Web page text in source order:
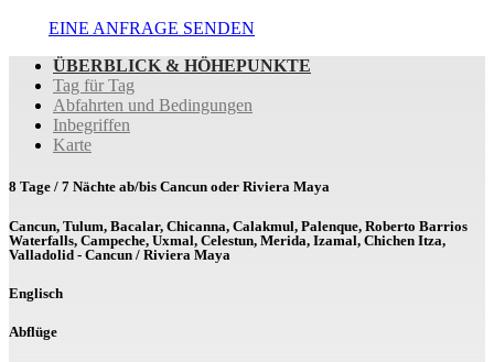
EINE ANFRAGE SENDEN
ÜBERBLICK & HÖHEPUNKTE
Tag für Tag
Abfahrten und Bedingungen
Inbegriffen
Karte
8 Tage / 7 Nächte ab/bis Cancun oder Riviera Maya
Cancun, Tulum, Bacalar, Chicanna, Calakmul, Palenque, Roberto Barrios
Waterfalls, Campeche, Uxmal, Celestun, Merida, Izamal, Chichen Itza,
Valladolid - Cancun / Riviera Maya
Englisch
Abflüge